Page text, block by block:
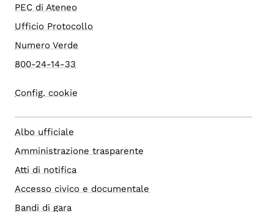
PEC di Ateneo
Ufficio Protocollo
Numero Verde
800-24-14-33
Config. cookie
Albo ufficiale
Amministrazione trasparente
Atti di notifica
Accesso civico e documentale
Bandi di gara